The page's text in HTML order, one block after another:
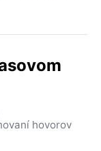
hovorov